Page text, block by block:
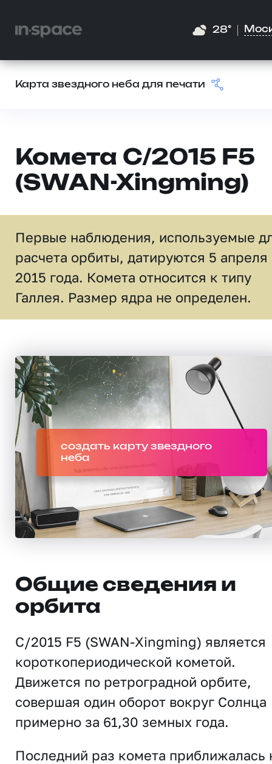
28°
Карта звездного неба для печати
Комета C/2015 F5
(SWAN-Xingming)
Первые наблюдения, используемые
расчета орбиты, датируются 5 апреля
2015 года. Комета относится к типу
Галлея. Размер ядра не определен.
создать карту звездного
неба
Общие сведения и
орбита
C/2015 F5 (SWAN-Xingming) является
короткопериодической кометой.
Движется по ретроградной орбите,
совершая один оборот вокруг Солнца
примерно за 61,30 земных года.
Последний раз комета приближалась